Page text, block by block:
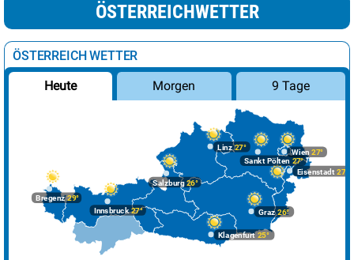
ÖSTERREICHWETTER
ÖSTERREICH WETTER
Heute Morgen 9 Tage
Bregenz29°
Graz26°
Innsbruck27°
Klagenfurt 25°
Linz27°
Salzburg26°
Wien 27°
Eisenstadt 27°
Sankt Pölten 27°